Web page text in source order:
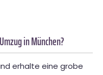
in München?
erhalte eine grobe